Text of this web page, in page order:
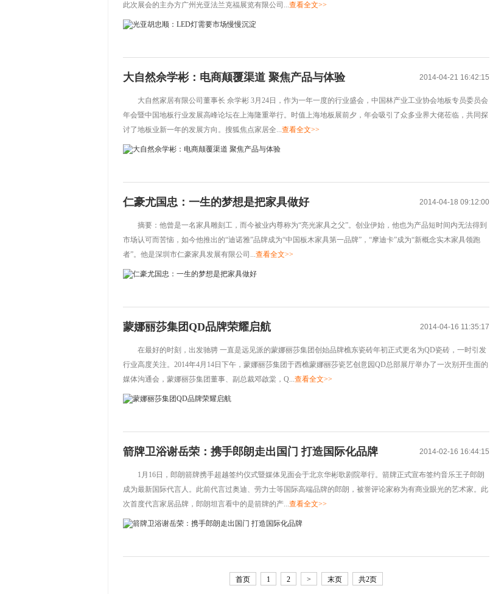
此次展会的主办方广州光亚法兰克福展览有限公司...查看全文>>
大自然佘学彬：电商颠覆渠道 聚焦产品与体验 2014-04-21 16:42:15
大自然家居有限公司董事长 佘学彬 3月24日，作为一年一度的行业盛会，中国林产业工业协会地板专员委员会
年会暨中国地板行业发展高峰论坛在上海隆重举行。时值上海地板展前夕，年会吸引了众多业界大佬莅临，共同探
讨了地板业新一年的发展方向。搜狐焦点家居全...查看全文>>
仁豪尤国忠：一生的梦想是把家具做好 2014-04-18 09:12:00
摘要：他曾是一名家具雕刻工，而今被业内尊称为“亮光家具之父”。创业伊始，他也为产品短时间内无法得到
市场认可而苦恼，如今他推出的“迪诺雅”品牌成为“中国板木家具第一品牌”，“摩迪卡”成为“新概念实木家具领跑
者”。他是深圳市仁豪家具发展有限公司...查看全文>>
蒙娜丽莎集团QD品牌荣耀启航 2014-04-16 11:35:17
在最好的时刻，出发驰骋 一直是远见派的蒙娜丽莎集团创始品牌樵东瓷砖年初正式更名为QD瓷砖，一时引发
行业高度关注。2014年4月14日下午，蒙娜丽莎集团于西樵蒙娜丽莎瓷艺创意园QD总部展厅举办了一次别开生面的
媒体沟通会，蒙娜丽莎集团董事、副总裁邓啟棠，Q...查看全文>>
箭牌卫浴谢岳荣：携手郎朗走出国门 打造国际化品牌 2014-02-16 16:44:15
1月16日，郎朗箭牌携手超越签约仪式暨媒体见面会于北京华彬歌剧院举行。箭牌正式宣布签约音乐王子郎朗
成为最新国际代言人。此前代言过奥迪、劳力士等国际高端品牌的郎朗，被誉评论家称为有商业眼光的艺术家。此
次首度代言家居品牌，郎朗坦言看中的是箭牌的产...查看全文>>
首页 1 2 > 末页 共2页